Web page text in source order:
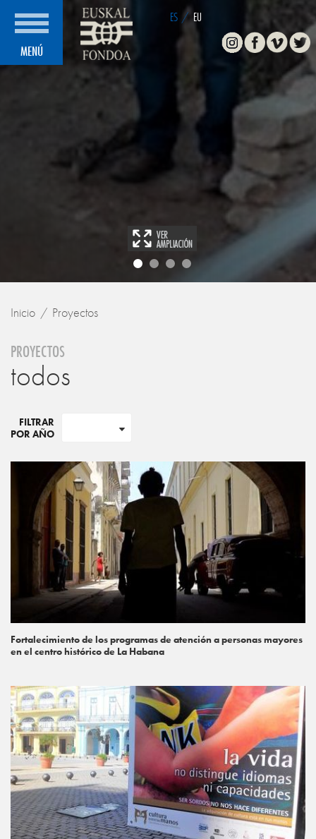
MENÚ
ES / EU
InstagramFacebook
Vimeo
Inicio Proyectos
PROYECTOS
todos
FILTRAR
POR AÑO
Fortalecimiento de los programas de atención a personas mayores
en el centro histórico de La Habana